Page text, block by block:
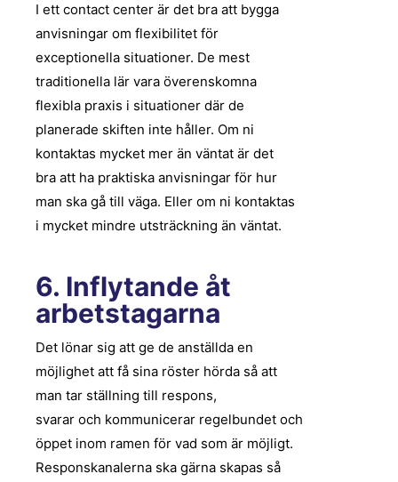
I ett contact center är det bra att bygga
anvisningar om flexibilitet för
exceptionella situationer. De mest
traditionella lär vara överenskomna
flexibla praxis i situationer där de
planerade skiften inte håller. Om ni
kontaktas mycket mer än väntat är det
bra att ha praktiska anvisningar för hur
man ska gå till väga. Eller om ni kontaktas
i mycket mindre utsträckning än väntat.
6. Inflytande åt
arbetstagarna
Det lönar sig att ge de anställda en
möjlighet att få sina röster hörda så att
man tar ställning till respons,
svarar och kommunicerar regelbundet och
öppet inom ramen för vad som är möjligt.
Responskanalerna ska gärna skapas så